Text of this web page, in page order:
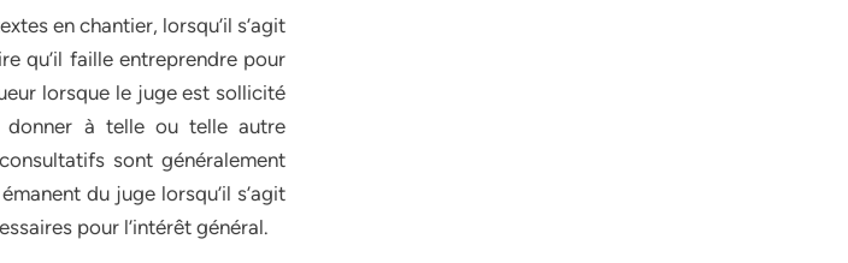
en chantier, lorsqu’il s’agit
qu’il faille entreprendre pour
lorsque le juge est sollicité
donner à telle ou telle autre
sont généralement
du juge lorsqu’il s’agit
pour l’intérêt général.